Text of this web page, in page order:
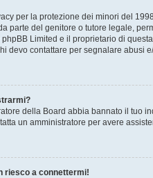
per la protezione dei minori del
parte del genitore o tutore legale,
Limited e il proprietario di
devo contattare per segnalare abusi
della Board abbia bannato il tuo
un amministratore per avere
riesco a connettermi!